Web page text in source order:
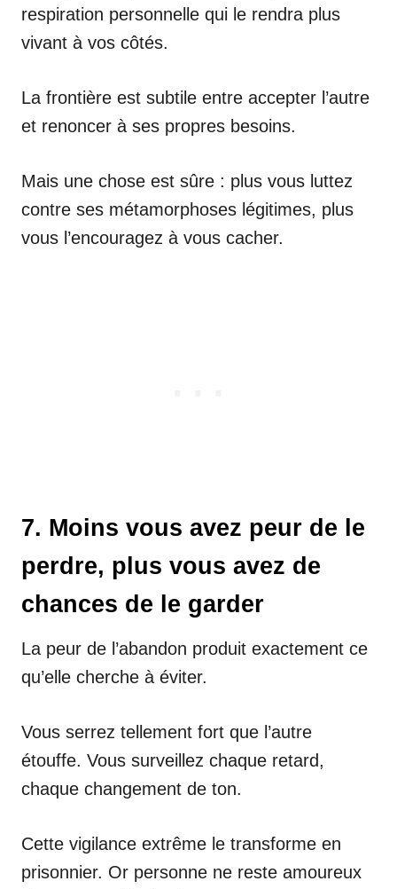
respiration personnelle qui le rendra plus
vivant à vos côtés.
La frontière est subtile entre accepter l’autre
et renoncer à ses propres besoins.
Mais une chose est sûre : plus vous luttez
contre ses métamorphoses légitimes, plus
vous l’encouragez à vous cacher.
7. Moins vous avez peur de le
perdre, plus vous avez de
chances de le garder
La peur de l’abandon produit exactement ce
qu’elle cherche à éviter.
Vous serrez tellement fort que l’autre
étouffe. Vous surveillez chaque retard,
chaque changement de ton.
Cette vigilance extrême le transforme en
prisonnier. Or personne ne reste amoureux